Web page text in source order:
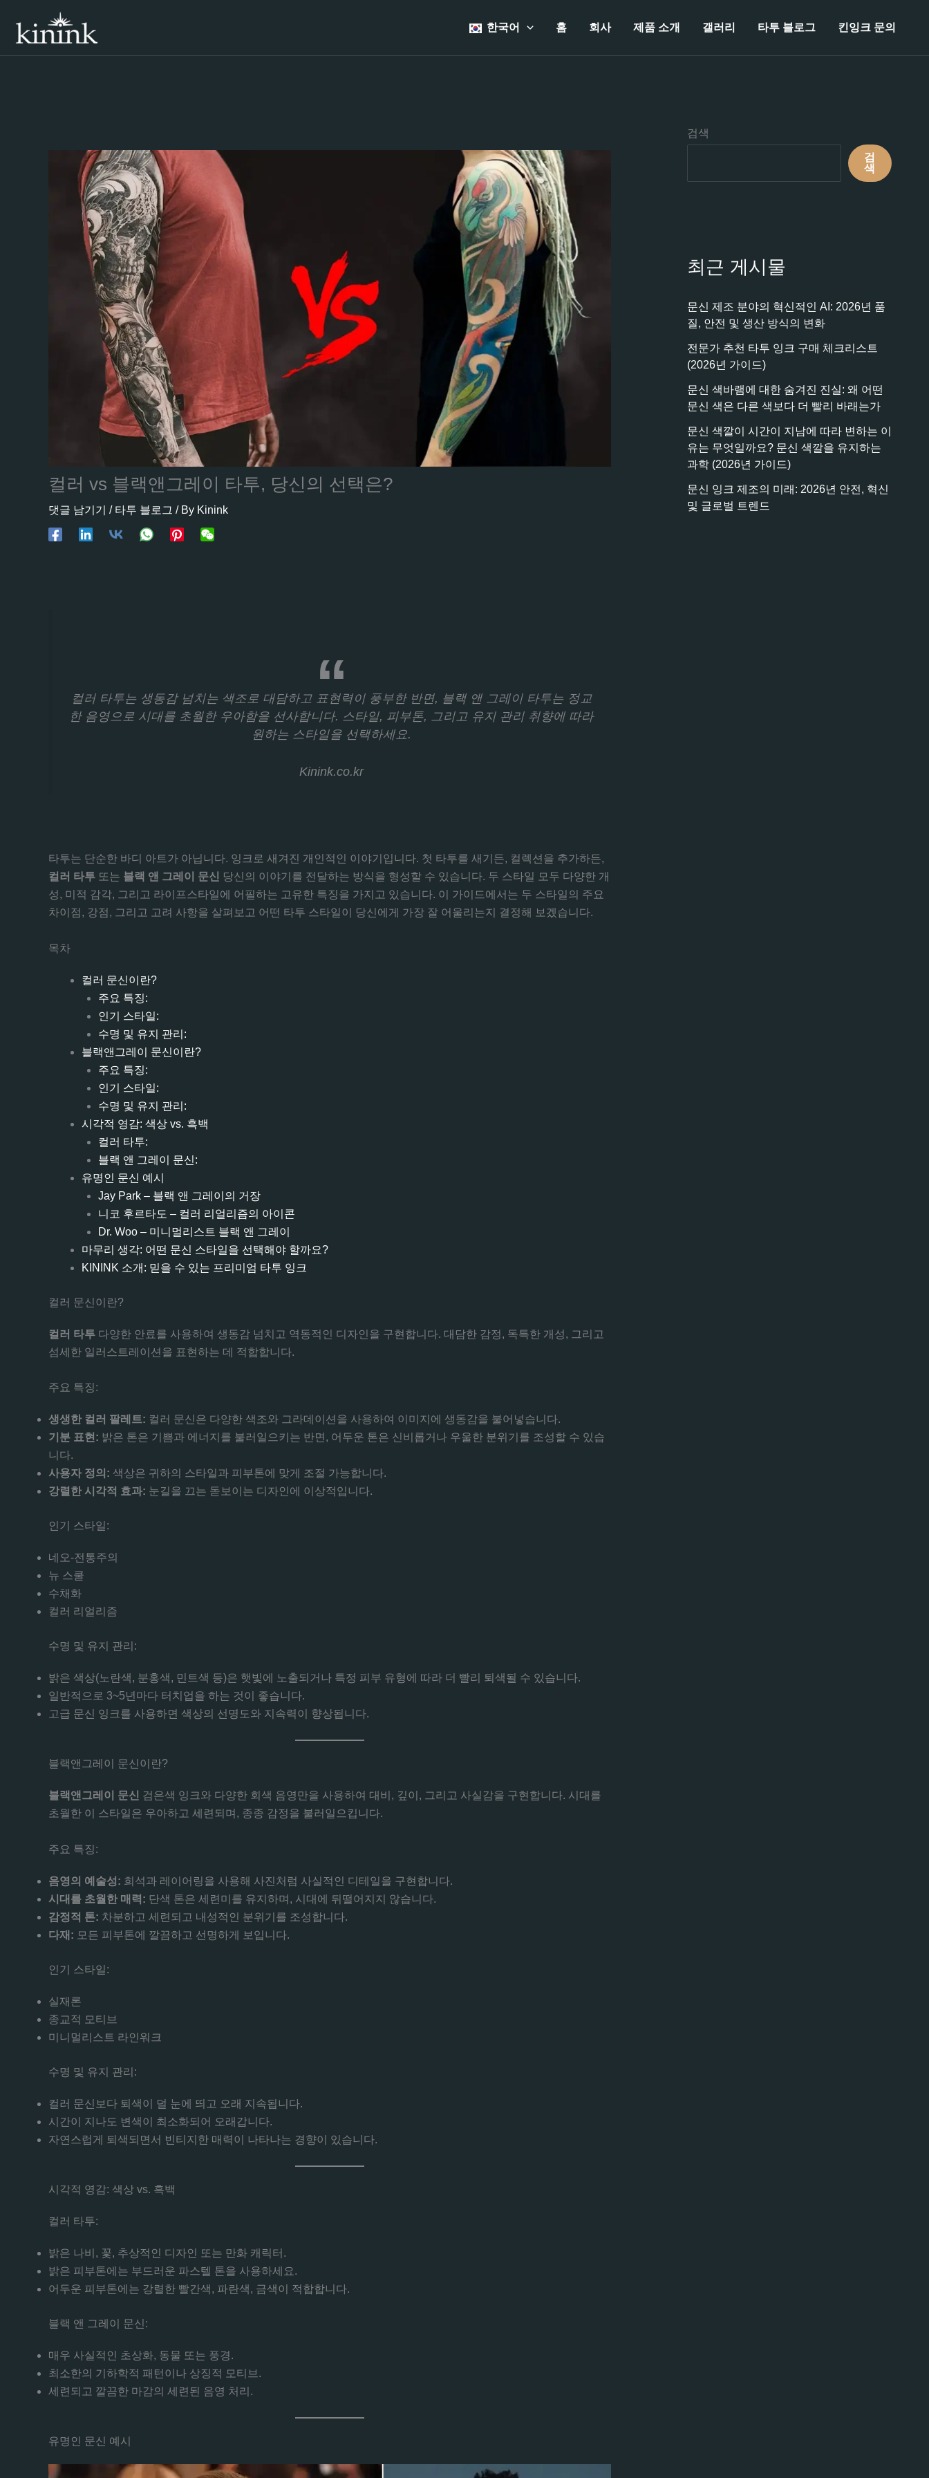
한국어 홈 회사 제품 소개 갤러리 타투 블로그 킨잉크 문의
컬러 vs 블랙앤그레이 타투, 당신의 선택은?
댓글 남기기 / 타투 블로그 / By Kinink
컬러 타투는 생동감 넘치는 색조로 대담하고 표현력이 풍부한 반면, 블랙 앤 그레이 타투는 정교
한 음영으로 시대를 초월한 우아함을 선사합니다. 스타일, 피부톤, 그리고 유지 관리 취향에 따라
원하는 스타일을 선택하세요.
Kinink.co.kr
타투는 단순한 바디 아트가 아닙니다. 잉크로 새겨진 개인적인 이야기입니다. 첫 타투를 새기든, 컬렉션을 추가하든,
컬러 타투 또는 블랙 앤 그레이 문신
당신의 이야기를 전달하는 방식을 형성할 수 있습니다. 두 스타일 모두 다양한 개
성, 미적 감각, 그리고 라이프스타일에 어필하는 고유한 특징을 가지고 있습니다. 이 가이드에서는 두 스타일의 주요
차이점, 강점, 그리고 고려 사항을 살펴보고 어떤 타투 스타일이 당신에게 가장 잘 어울리는지 결정해 보겠습니다.
목차
컬러 문신이란?
주요 특징:
인기 스타일:
수명 및 유지 관리:
블랙앤그레이 문신이란?
주요 특징:
인기 스타일:
수명 및 유지 관리:
시각적 영감: 색상 vs. 흑백
컬러 타투:
블랙 앤 그레이 문신:
유명인 문신 예시
Jay Park – 블랙 앤 그레이의 거장
니코 후르타도 – 컬러 리얼리즘의 아이콘
Dr. Woo – 미니멀리스트 블랙 앤 그레이
마무리 생각: 어떤 문신 스타일을 선택해야 할까요?
KININK 소개: 믿을 수 있는 프리미엄 타투 잉크
컬러 문신이란?
컬러 타투 다양한 안료를 사용하여 생동감 넘치고 역동적인 디자인을 구현합니다. 대담한 감정, 독특한 개성, 그리고
섬세한 일러스트레이션을 표현하는 데 적합합니다.
주요 특징:
생생한 컬러 팔레트: 컬러 문신은 다양한 색조와 그라데이션을 사용하여 이미지에 생동감을 불어넣습니다.
기분 표현: 밝은 톤은 기쁨과 에너지를 불러일으키는 반면, 어두운 톤은 신비롭거나 우울한 분위기를 조성할 수 있습
니다.
사용자 정의: 색상은 귀하의 스타일과 피부톤에 맞게 조절 가능합니다.
강렬한 시각적 효과: 눈길을 끄는 돋보이는 디자인에 이상적입니다.
인기 스타일:
네오-전통주의
뉴 스쿨
수채화
컬러 리얼리즘
수명 및 유지 관리:
밝은 색상(노란색, 분홍색, 민트색 등)은 햇빛에 노출되거나 특정 피부 유형에 따라 더 빨리 퇴색될 수 있습니다.
일반적으로 3~5년마다 터치업을 하는 것이 좋습니다.
고급 문신 잉크를 사용하면 색상의 선명도와 지속력이 향상됩니다.
블랙앤그레이 문신이란?
블랙앤그레이 문신 검은색 잉크와 다양한 회색 음영만을 사용하여 대비, 깊이, 그리고 사실감을 구현합니다. 시대를
초월한 이 스타일은 우아하고 세련되며, 종종 감정을 불러일으킵니다.
주요 특징:
음영의 예술성: 희석과 레이어링을 사용해 사진처럼 사실적인 디테일을 구현합니다.
시대를 초월한 매력: 단색 톤은 세련미를 유지하며, 시대에 뒤떨어지지 않습니다.
감정적 톤: 차분하고 세련되고 내성적인 분위기를 조성합니다.
다재: 모든 피부톤에 깔끔하고 선명하게 보입니다.
인기 스타일:
실재론
종교적 모티브
미니멀리스트 라인워크
수명 및 유지 관리:
컬러 문신보다 퇴색이 덜 눈에 띄고 오래 지속됩니다.
시간이 지나도 변색이 최소화되어 오래갑니다.
자연스럽게 퇴색되면서 빈티지한 매력이 나타나는 경향이 있습니다.
시각적 영감: 색상 vs. 흑백
컬러 타투:
밝은 나비, 꽃, 추상적인 디자인 또는 만화 캐릭터.
밝은 피부톤에는 부드러운 파스텔 톤을 사용하세요.
어두운 피부톤에는 강렬한 빨간색, 파란색, 금색이 적합합니다.
블랙 앤 그레이 문신:
매우 사실적인 초상화, 동물 또는 풍경.
최소한의 기하학적 패턴이나 상징적 모티브.
세련되고 깔끔한 마감의 세련된 음영 처리.
유명인 문신 예시
검색
검
색
최근 게시물
문신 제조 분야의 혁신적인 AI: 2026년 품
질, 안전 및 생산 방식의 변화
전문가 추천 타투 잉크 구매 체크리스트
(2026년 가이드)
문신 색바램에 대한 숨겨진 진실: 왜 어떤
문신 색은 다른 색보다 더 빨리 바래는가
문신 색깔이 시간이 지남에 따라 변하는 이
유는 무엇일까요? 문신 색깔을 유지하는
과학 (2026년 가이드)
문신 잉크 제조의 미래: 2026년 안전, 혁신
및 글로벌 트렌드